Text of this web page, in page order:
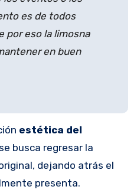
es de todos
por eso la limosna
en buen
estética del
busca regresar la
dejando atrás el
presenta.